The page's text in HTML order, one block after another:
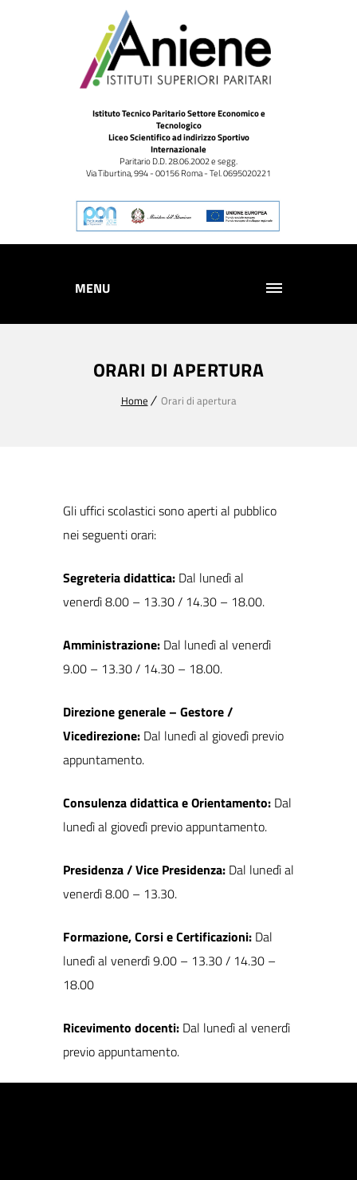
Istituto Tecnico Paritario Settore Economico e
Tecnologico
Liceo Scientifico ad indirizzo Sportivo
Internazionale
Paritario D.D. 28.06.2002 e segg.
Via Tiburtina, 994 - 00156 Roma - Tel. 0695020221
MENU
ORARI DI APERTURA
Home Orari di apertura
Gli uffici scolastici sono aperti al pubblico
nei seguenti orari:
Segreteria didattica: Dal lunedì al
venerdì 8.00 – 13.30 / 14.30 – 18.00.
Amministrazione: Dal lunedì al venerdì
9.00 – 13.30 / 14.30 – 18.00.
Direzione generale – Gestore /
Vicedirezione: Dal lunedì al giovedì previo
appuntamento.
Consulenza didattica e Orientamento: Dal
lunedì al giovedì previo appuntamento.
Presidenza / Vice Presidenza: Dal lunedì al
venerdì 8.00 – 13.30.
Formazione, Corsi e Certificazioni: Dal
lunedì al venerdì 9.00 – 13.30 / 14.30 –
18.00
Ricevimento docenti: Dal lunedì al venerdì
previo appuntamento.